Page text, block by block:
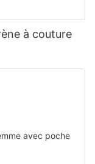
à couture